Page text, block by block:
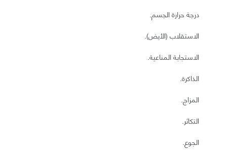
درجة حرارة الجسم.
الاستقلاب (الأيض).
الاستجابة المناعية.
الذاكرة.
المزاج.
التكاثر.
الجوع.